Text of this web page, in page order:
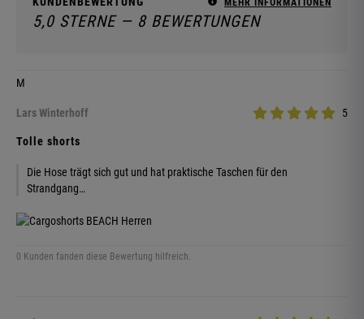
MEHR INFORMATIONEN
5,0 STERNE — 8 BEWERTUNGEN
M
Lars Winterhoff 5
Tolle shorts
Die Hose trägt sich gut und hat praktische Taschen für den
Strandgang…
0 Kunden fanden diese Bewertung hilfreich.